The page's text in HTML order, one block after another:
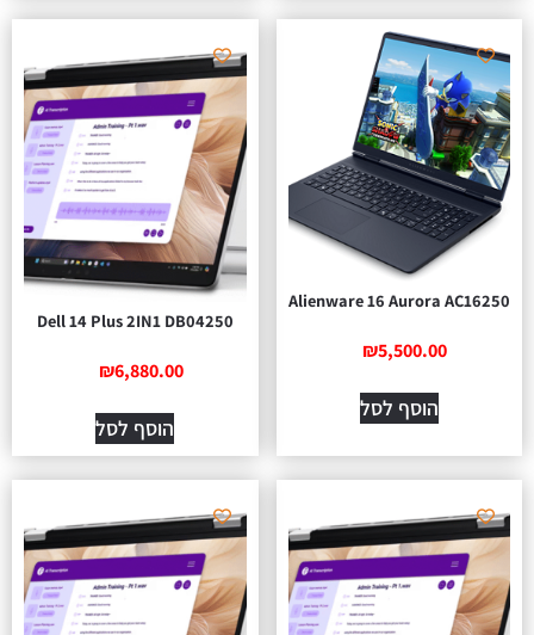
Alienware 16 Aurora AC16250
₪5,500.00
הוסף לסל
Dell 14 Plus 2IN1 DB04250
₪6,880.00
הוסף לסל